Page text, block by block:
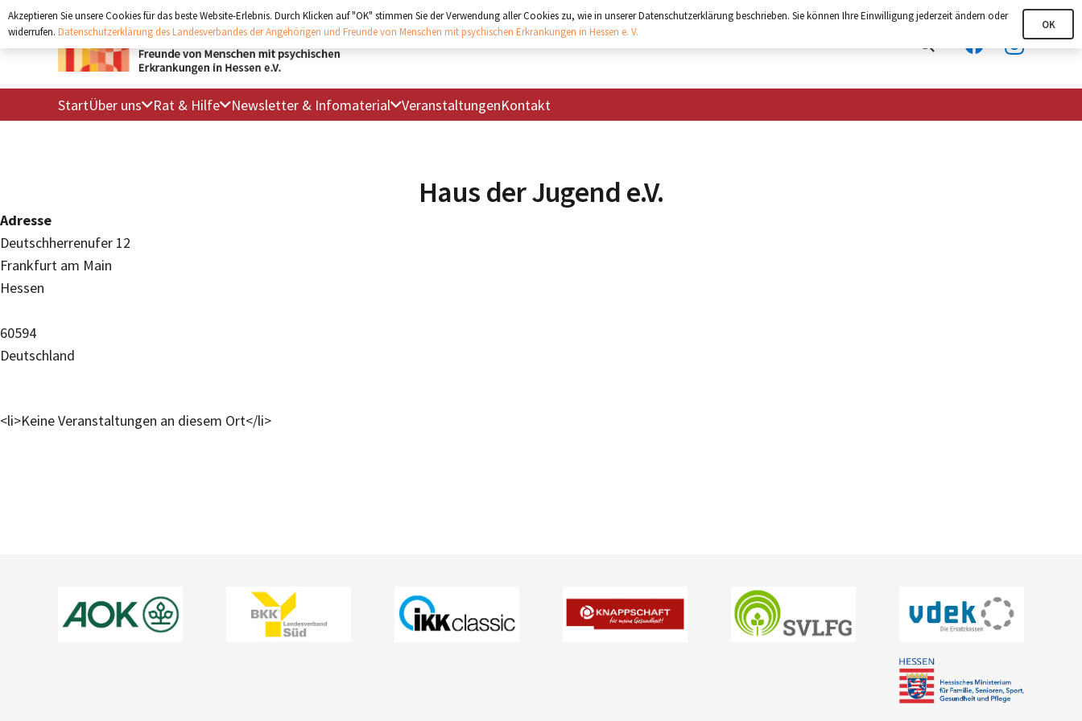
StartÜber uns Rat & Hilfe Newsletter & Infomaterial VeranstaltungenKontakt
Haus der Jugend e.V.
Adresse
Deutschherrenufer 12
Frankfurt am Main
Hessen
60594
Deutschland
<li>Keine Veranstaltungen an diesem Ort</li>
Akzeptieren Sie unsere Cookies für das beste Website-Erlebnis. Durch Klicken auf "OK" stimmen Sie der Verwendung aller Cookies zu, wie in unserer Datenschutzerklärung beschrieben. Sie können Ihre Einwilligung jederzeit ändern oder
widerrufen. Datenschutzerklärung des Landesverbandes der Angehörigen und Freunde von Menschen mit psychischen Erkrankungen in Hessen e. V.
OK